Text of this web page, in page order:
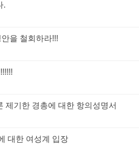
.
을 철회하라!!!
제기한 경총에 대한 항의성명서
대한 여성계 입장